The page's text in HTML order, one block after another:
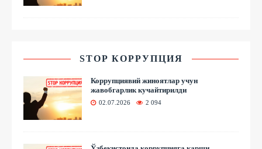
STOP КОРРУПЦИЯ
Коррупциявий жиноятлар учун
жавобгарлик кучайтирилди
02.07.2026 2 094